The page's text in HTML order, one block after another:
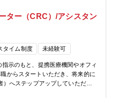
ター（CRC）/アシスタン
タイム制度 未経験可
示のもと、提携医療機関やオフィ
からスタートいただき、将来的に
へステップアップしていただく